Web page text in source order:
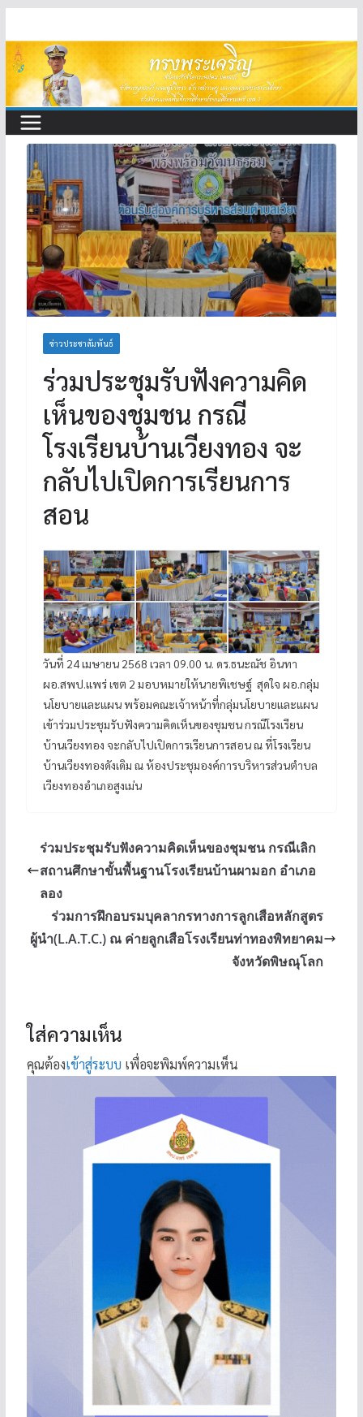
to
content
ข่าวประชาสัมพันธ์
ร่วมประชุมรับฟังความคิด
เห็นของชุมชน กรณี
โรงเรียนบ้านเวียงทอง จะ
กลับไปเปิดการเรียนการ
สอน
วันที่ 24 เมษายน 2568 เวลา 09.00 น. ดร.ธนะณัช อินทา
ผอ.สพป.แพร่ เขต 2 มอบหมายให้นายพิเชษฐ์ สุดใจ ผอ.กลุ่ม
นโยบายและแผน พร้อมคณะเจ้าหน้าที่กลุ่มนโยบายและแผน
เข้าร่วมประชุมรับฟังความคิดเห็นของชุมชน กรณีโรงเรียน
บ้านเวียงทอง จะกลับไปเปิดการเรียนการสอน ณ ที่โรงเรียน
บ้านเวียงทองดังเดิม ณ ห้องประชุมองค์การบริหารส่วนตำบล
เวียงทองอำเภอสูงเม่น
ร่วมประชุมรับฟังความคิดเห็นของชุมชน กรณีเลิก
สถานศึกษาขั้นพื้นฐานโรงเรียนบ้านผามอก อำเภอ
ลอง
ร่วมการฝึกอบรมบุคลากรทางการลูกเสือหลักสูตร
ผู้นำ(L.A.T.C.) ณ ค่ายลูกเสือโรงเรียนท่าทองพิทยาคม
จังหวัดพิษณุโลก
ใส่ความเห็น
คุณต้องเข้าสู่ระบบ เพื่อจะพิมพ์ความเห็น